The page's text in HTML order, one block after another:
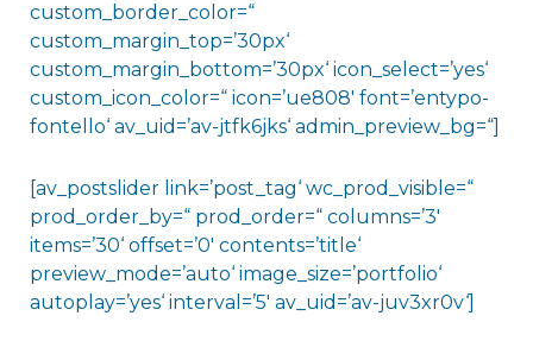
custom_border_color=“
custom_margin_top=’30px‘
custom_margin_bottom=’30px‘ icon_select=’yes‘
custom_icon_color=“ icon=’ue808′ font=’entypo-
fontello‘ av_uid=’av-jtfk6jks‘ admin_preview_bg=“]
[av_postslider link=’post_tag‘ wc_prod_visible=“
prod_order_by=“ prod_order=“ columns=’3′
items=’30‘ offset=’0′ contents=’title‘
preview_mode=’auto‘ image_size=’portfolio‘
autoplay=’yes‘ interval=’5′ av_uid=’av-juv3xr0v‘]